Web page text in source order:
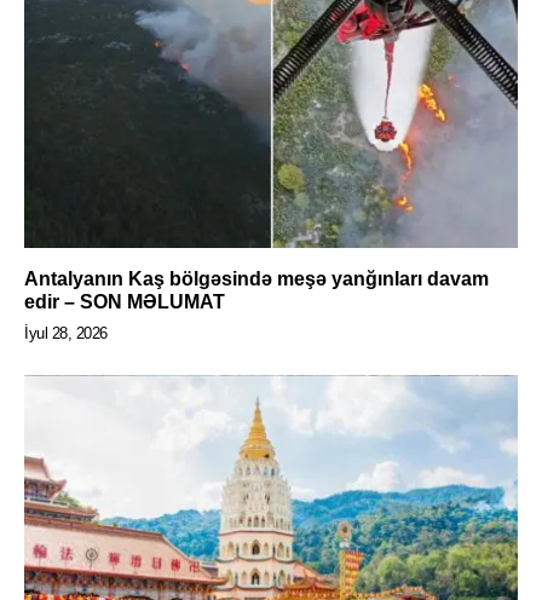
Antalyanın Kaş bölgəsində meşə yanğınları davam
edir – SON MƏLUMAT
İyul 28, 2026